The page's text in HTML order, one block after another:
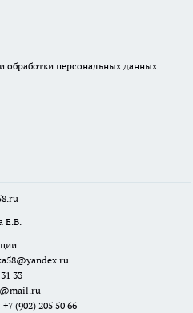
обработки персональных данных
Е.В.
33
(902) 205 50 66